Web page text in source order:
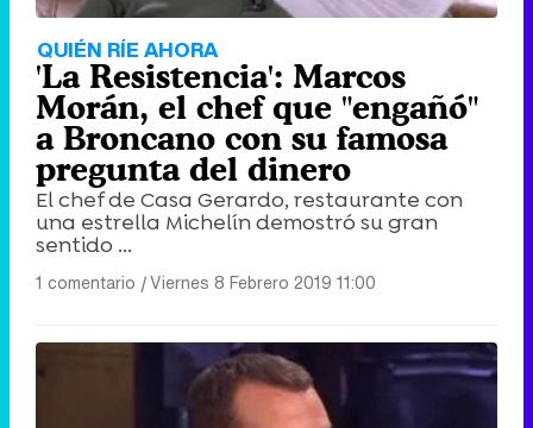
QUIÉN RÍE AHORA
'La Resistencia': Marcos
Morán, el chef que "engañó"
a Broncano con su famosa
pregunta del dinero
El chef de Casa Gerardo, restaurante con
una estrella Michelín demostró su gran
sentido ...
1 comentario |Viernes 8 Febrero 2019 11:00